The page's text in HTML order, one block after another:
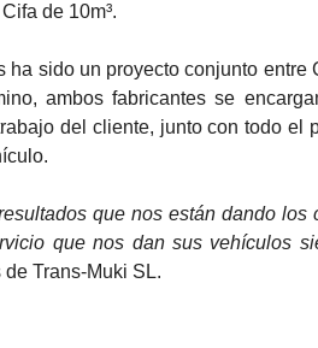
de 10m³.
ha sido un proyecto conjunto
ambos fabricantes se
del cliente, junto con todo el
que nos están dando
que nos dan sus vehículos
Trans-Muki SL.